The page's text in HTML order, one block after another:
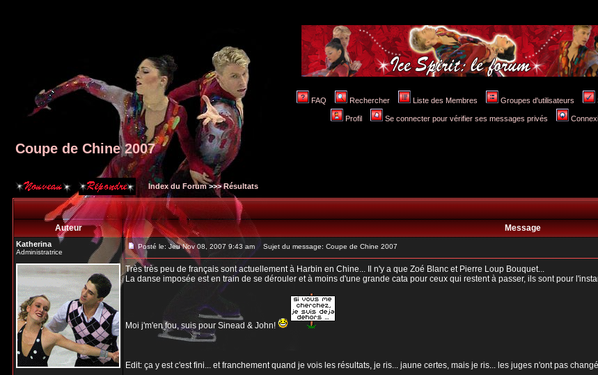
FAQ Rechercher Liste des Membres Groupes d'utilisateurs
Profil Se connecter pour vérifier ses messages privés
Coupe de Chine 2007
Index du Forum>>>Résultats
Auteur Message
Katherina
Administratrice
Posté le: Jeu Nov 08, 2007 9:43 am Sujet du message: Coupe de Chine 2007
Très très peu de français sont actuellement à Harbin en Chine... Il n'y a que Zoé Blanc et Pierre Loup Bouquet...
La danse imposée est en train de se dérouler et à moins d'une grande cata pour ceux qui restent à passer, ils sont pour
Moi j'm'en fou, suis pour Sinead & John!
Edit: ça y est c'est fini... et franchement quand je vois les résultats, je ris... jaune certes, mais je ris... les juges n'ont pas